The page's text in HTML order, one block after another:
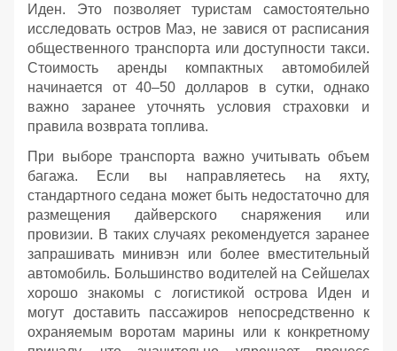
Иден. Это позволяет туристам самостоятельно
исследовать остров Маэ, не завися от расписания
общественного транспорта или доступности такси.
Стоимость аренды компактных автомобилей
начинается от 40–50 долларов в сутки, однако
важно заранее уточнять условия страховки и
правила возврата топлива.
При выборе транспорта важно учитывать объем
багажа. Если вы направляетесь на яхту,
стандартного седана может быть недостаточно для
размещения дайверского снаряжения или
провизии. В таких случаях рекомендуется заранее
запрашивать минивэн или более вместительный
автомобиль. Большинство водителей на Сейшелах
хорошо знакомы с логистикой острова Иден и
могут доставить пассажиров непосредственно к
охраняемым воротам марины или к конкретному